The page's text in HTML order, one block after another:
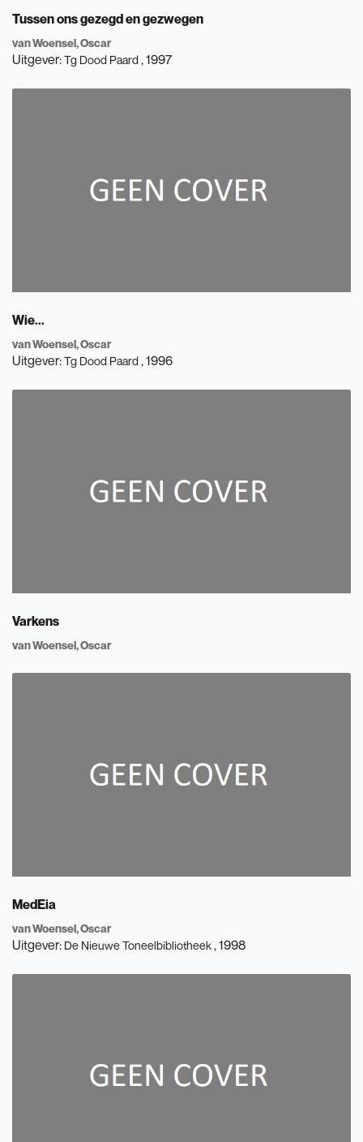
Tussen ons gezegd en gezwegen
van Woensel, Oscar
Uitgever:Tg Dood Paard, 1997
Wie...
van Woensel, Oscar
Uitgever:Tg Dood Paard, 1996
Varkens
van Woensel, Oscar
MedEia
van Woensel, Oscar
Uitgever: De Nieuwe Toneelbibliotheek , 1998